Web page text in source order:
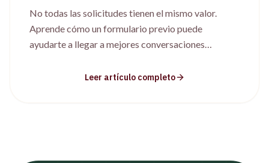
No todas las solicitudes tienen el mismo valor.
Aprende cómo un formulario previo puede
ayudarte a llegar a mejores conversaciones
Leer artículo completo